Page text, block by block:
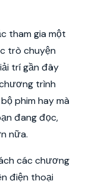
tham gia một
trò chuyện
trí gần đây
trình
phim hay mà
đang đọc,
nữa.
các chương
điện thoại